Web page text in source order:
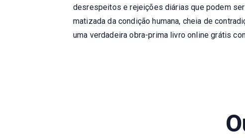
desrespeitos e rejeições diárias que podem
matizada da condição humana, cheia de
uma verdadeira obra-prima livro online grátis